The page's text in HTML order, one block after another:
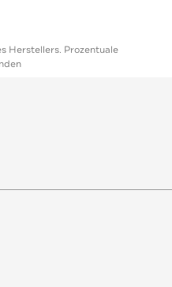
Herstellers. Prozentuale